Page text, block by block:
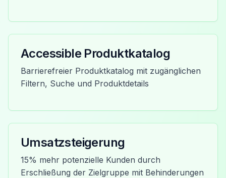
Accessible Produktkatalog
Barrierefreier Produktkatalog mit zugänglichen
Filtern, Suche und Produktdetails
Umsatzsteigerung
15% mehr potenzielle Kunden durch
Erschließung der Zielgruppe mit Behinderungen